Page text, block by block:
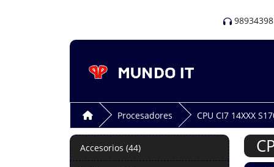
Procesadores CPU CI7 14XXX
Accesorios (44)